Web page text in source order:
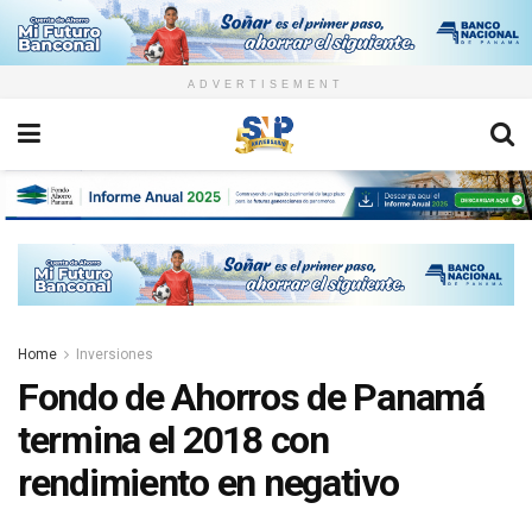
ADVERTISEMENT
Home Inversiones
Fondo de Ahorros de Panamá
termina el 2018 con
rendimiento en negativo